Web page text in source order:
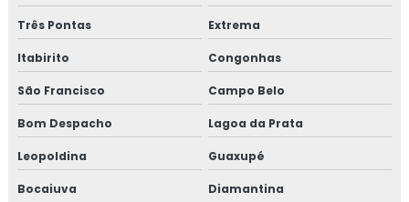
Isolamento térmico para tubulação de vapor
Isolamento térmico poliuretano
Isolamento térmico poliuretano injetado
Isolamento térmico poliuretano injetado preço
Isolamento térmico preço
Três Pontas Extrema
Itabirito Congonhas
São Francisco Campo Belo
Bom Despacho Lagoa da Prata
Leopoldina Guaxupé
Bocaiuva Diamantina